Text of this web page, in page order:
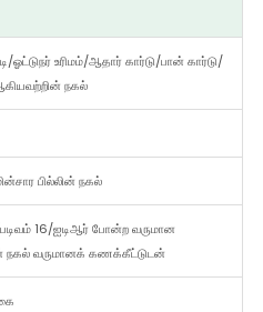
ஓட்டுநர் உரிமம்/ஆதார் கார்டு/பான் கார்டு/
நகல்
பில்லின் நகல்
16/ஐடிஆர் போன்ற வருமான
வருமானக் கணக்கீட்டுடன்